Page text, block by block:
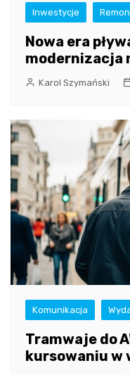
Inwestycje
Nowa era
modernizacja
Karol Szymański
Komunikacja
Tramwaje do
kursowaniu w